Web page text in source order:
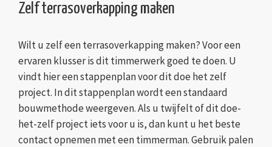
Zelf terrasoverkapping maken
Wilt u zelf een terrasoverkapping maken? Voor een
ervaren klusser is dit timmerwerk goed te doen. U
vindt hier een stappenplan voor dit doe het zelf
project. In dit stappenplan wordt een standaard
bouwmethode weergeven. Als u twijfelt of dit doe-
het-zelf project iets voor u is, dan kunt u het beste
contact opnemen met een timmerman. Gebruik palen